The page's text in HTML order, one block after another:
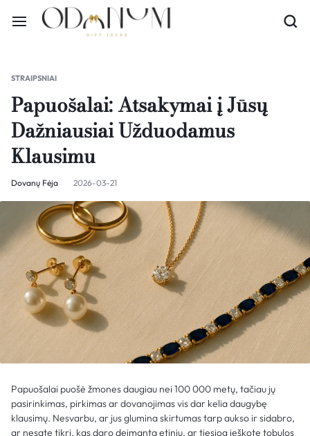
STRAIPSNIAI
Papuošalai: Atsakymai į Jūsų
Dažniausiai Užduodamus
Klausimu
Dovanų Fėja 2026-03-21
Papuošalai puošė žmones daugiau nei 100 000 metų, tačiau jų
pasirinkimas, pirkimas ar dovanojimas vis dar kelia daugybę
klausimų. Nesvarbu, ar jus glumina skirtumas tarp aukso ir sidabro,
ar nesate tikri, kas daro deimantą etiniu, ar tiesiog ieškote tobulos